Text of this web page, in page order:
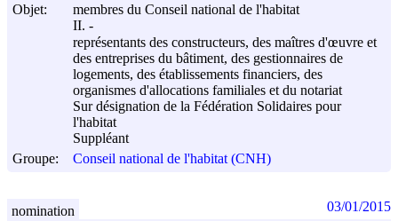
Objet:
membres du Conseil national de l'habitat
II. -
représentants des constructeurs, des maîtres d'œuvre et
des entreprises du bâtiment, des gestionnaires de
logements, des établissements financiers, des
organismes d'allocations familiales et du notariat
Sur désignation de la Fédération Solidaires pour
l'habitat
Suppléant
Groupe:
Conseil national de l'habitat (CNH)
nomination 03/01/2015